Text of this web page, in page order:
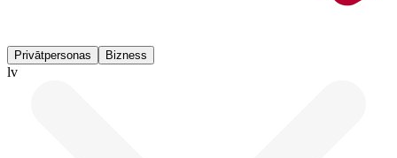
Privātpersonas Bizness
lv